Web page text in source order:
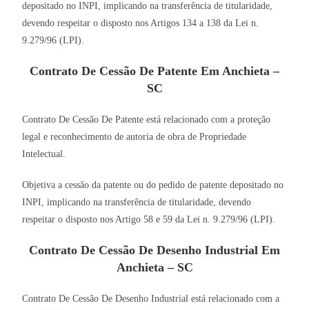
depositado no INPI, implicando na transferência de titularidade,
devendo respeitar o disposto nos Artigos 134 a 138 da Lei n.
9.279/96 (LPI).
Contrato De Cessão De Patente Em Anchieta –
SC
Contrato De Cessão De Patente está relacionado com a proteção
legal e reconhecimento de autoria de obra de Propriedade
Intelectual.
Objetiva a cessão da patente ou do pedido de patente depositado no
INPI, implicando na transferência de titularidade, devendo
respeitar o disposto nos Artigo 58 e 59 da Lei n. 9.279/96 (LPI).
Contrato De Cessão De Desenho Industrial Em
Anchieta – SC
Contrato De Cessão De Desenho Industrial está relacionado com a